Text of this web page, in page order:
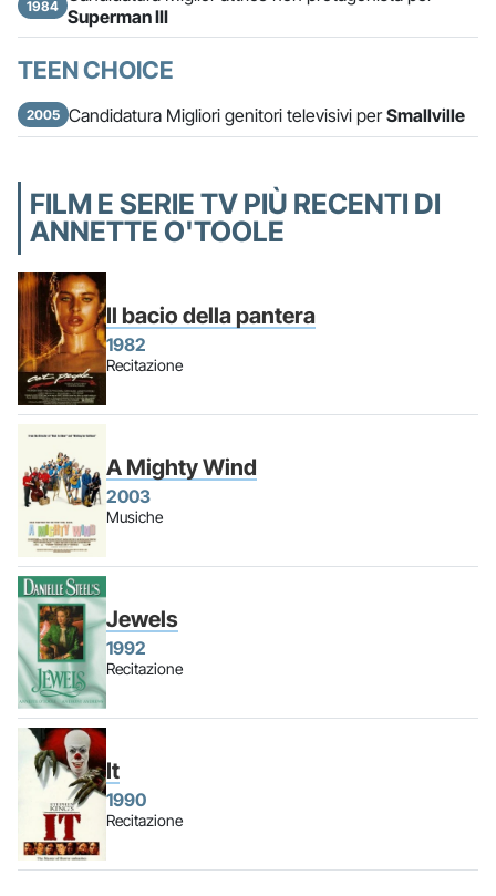
1984 Superman III
TEEN CHOICE
2005 Candidatura Migliori genitori televisivi perSmallville
FILM E SERIE TV PIÙ RECENTI DI
ANNETTE O'TOOLE
Il bacio della pantera
1982
Recitazione
A Mighty Wind
2003
Musiche
Jewels
1992
Recitazione
It
1990
Recitazione